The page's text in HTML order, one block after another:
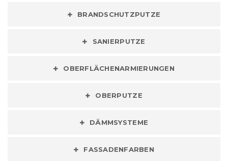
BRANDSCHUTZPUTZE
SANIERPUTZE
OBERFLÄCHENARMIERUNGEN
OBERPUTZE
DÄMMSYSTEME
FASSADENFARBEN